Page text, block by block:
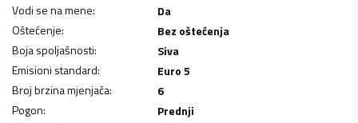
Vodi se na mene:
Da
Oštećenje:
Bez oštećenja
Boja spoljašnosti:
Siva
Emisioni standard:
Euro 5
Broj brzina mjenjača:
6
Pogon:
Prednji